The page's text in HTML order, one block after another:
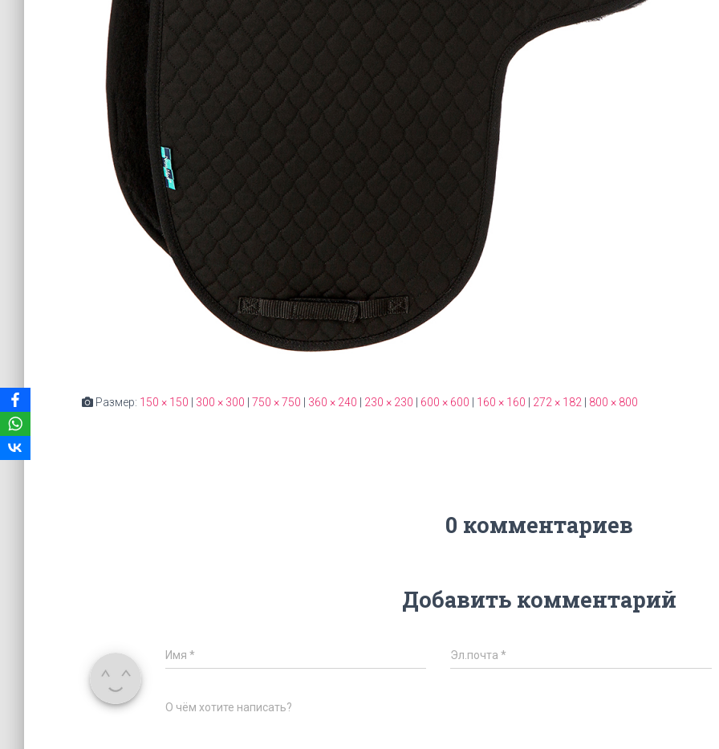
Размер: 150 × 150 300 × 300 750 × 750 360 × 240 230 × 230 600 × 600 160 × 160 272 × 182 800 × 800
0 комментариев
Добавить комментарий
Имя * Эл.почта*
О чём хотите написать?